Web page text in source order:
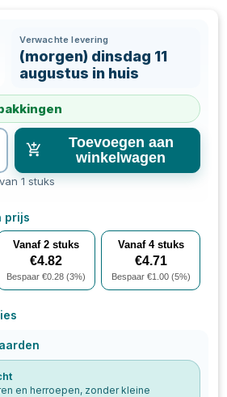
Verwachte levering
(morgen) dinsdag 11
augustus in huis
Toevoegen aan
winkelwagen
1 stuks
prijs
Vanaf 2 stuks
€4.82
Bespaar €0.28 (3%)
Vanaf 4stuks
€4.71
Bespaar €1.00(5%)
en herroepen, zonder kleine